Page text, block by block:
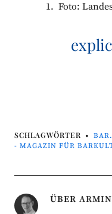
Foto:
SCHLAGWÖRTER
- MAGAZIN FÜR
ÜBER ARMIN